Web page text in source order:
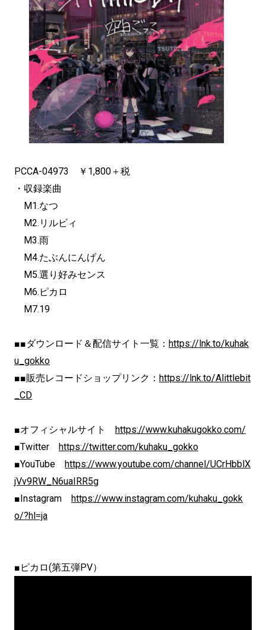
PCCA-04973 ￥1,800＋税
・収録楽曲
M1.なつ
M2.リルビィ
M3.雨
M4.たぶんにんげん
M5.選り好みセンス
M6.ピカロ
M7.19
■■ダウンロード＆配信サイト一覧： https://lnk.to/kuhak
u_gokko
■■販売レコードショップリンク： https://lnk.to/Alittlebit
_CD
■オフィシャルサイト https://www.kuhakugokko.com/
■Twitter https://twitter.com/kuhaku_gokko
■YouTube https://www.youtube.com/channel/UCrHbblX
jVv9RW_N6uaIRR5g
■Instagram https://www.instagram.com/kuhaku_gokk
o/?hl=ja
■ピカロ(第五弾PV）